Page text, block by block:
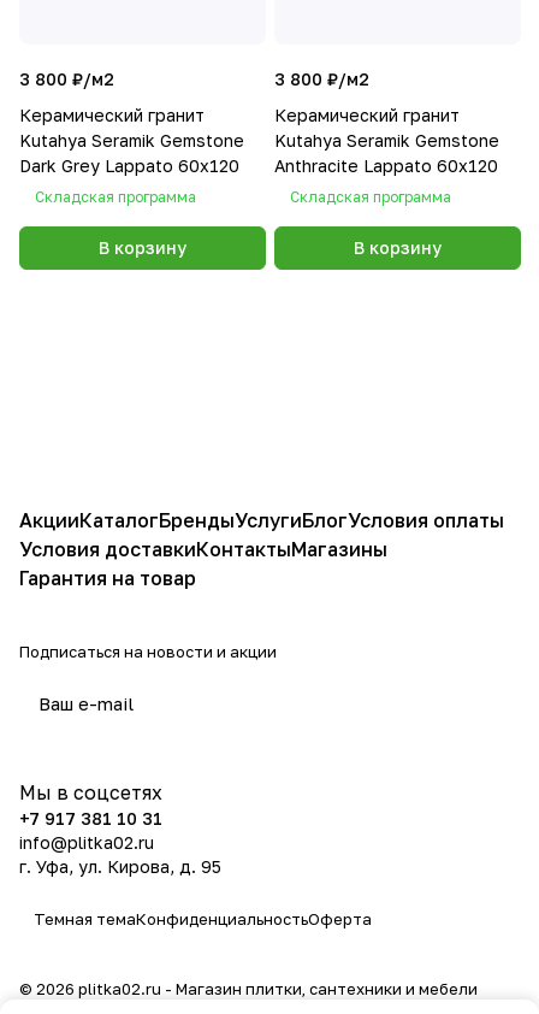
3 800 ₽/м2
Керамический гранит
Kutahya Seramik Gemstone
Dark Grey Lappato 60x120
Складская программа
В корзину
3 800 ₽/м2
Керамический гранит
Kutahya Seramik Gemstone
Anthracite Lappato 60x120
Складская программа
В корзину
АкцииКаталогБрендыУслугиБлогУсловия оплаты
Условия доставкиКонтактыМагазины
Гарантия на товар
Подписаться на новости и акции
Мы в соцсетях
+7 917 381 10 31
info@plitka02.ru
г. Уфа, ул. Кирова, д. 95
Темная темаКонфиденциальностьОферта
© 2026 plitka02.ru - Магазин плитки, сантехники и мебели